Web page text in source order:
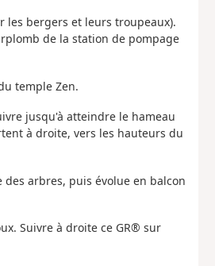
bergers et leurs troupeaux).
de la station de pompage
temple Zen.
jusqu'à atteindre le hameau
à droite, vers les hauteurs du
arbres, puis évolue en balcon
Suivre à droite ce GR® sur